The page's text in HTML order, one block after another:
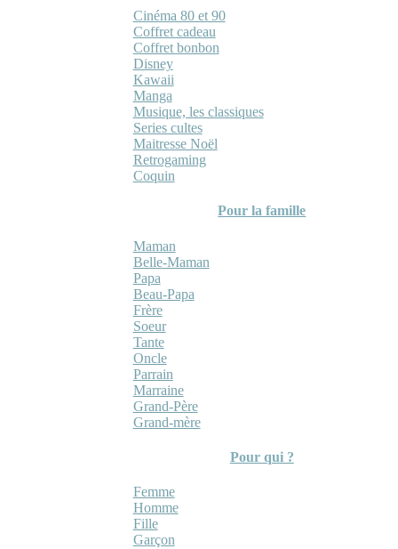
Cinéma 80 et 90
Coffret cadeau
Coffret bonbon
Disney
Kawaii
Manga
Musique, les classiques
Series cultes
Maitresse Noël
Retrogaming
Coquin
Pour la famille
Maman
Belle-Maman
Papa
Beau-Papa
Frère
Soeur
Tante
Oncle
Parrain
Marraine
Grand-Père
Grand-mère
Pour qui ?
Femme
Homme
Fille
Garçon